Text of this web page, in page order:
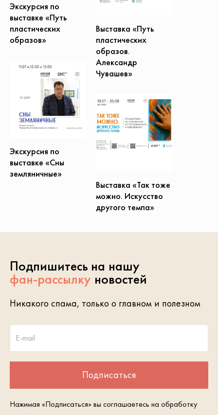
Экскурсия по
выставке «Путь
пластических
образов»
Выставка «Путь
пластических
образов.
Александр
Чувашев»
Экскурсия по
выставке «Сны
земляничные»
Выставка «Так тоже
можно. Искусство
другого темпа»
Подпишитесь на нашу
фан-рассылку новостей
Никакого спама, только о главном и полезном
E-mail
Подписаться
Нажимая «Подписаться» вы соглашаетесь на обработку